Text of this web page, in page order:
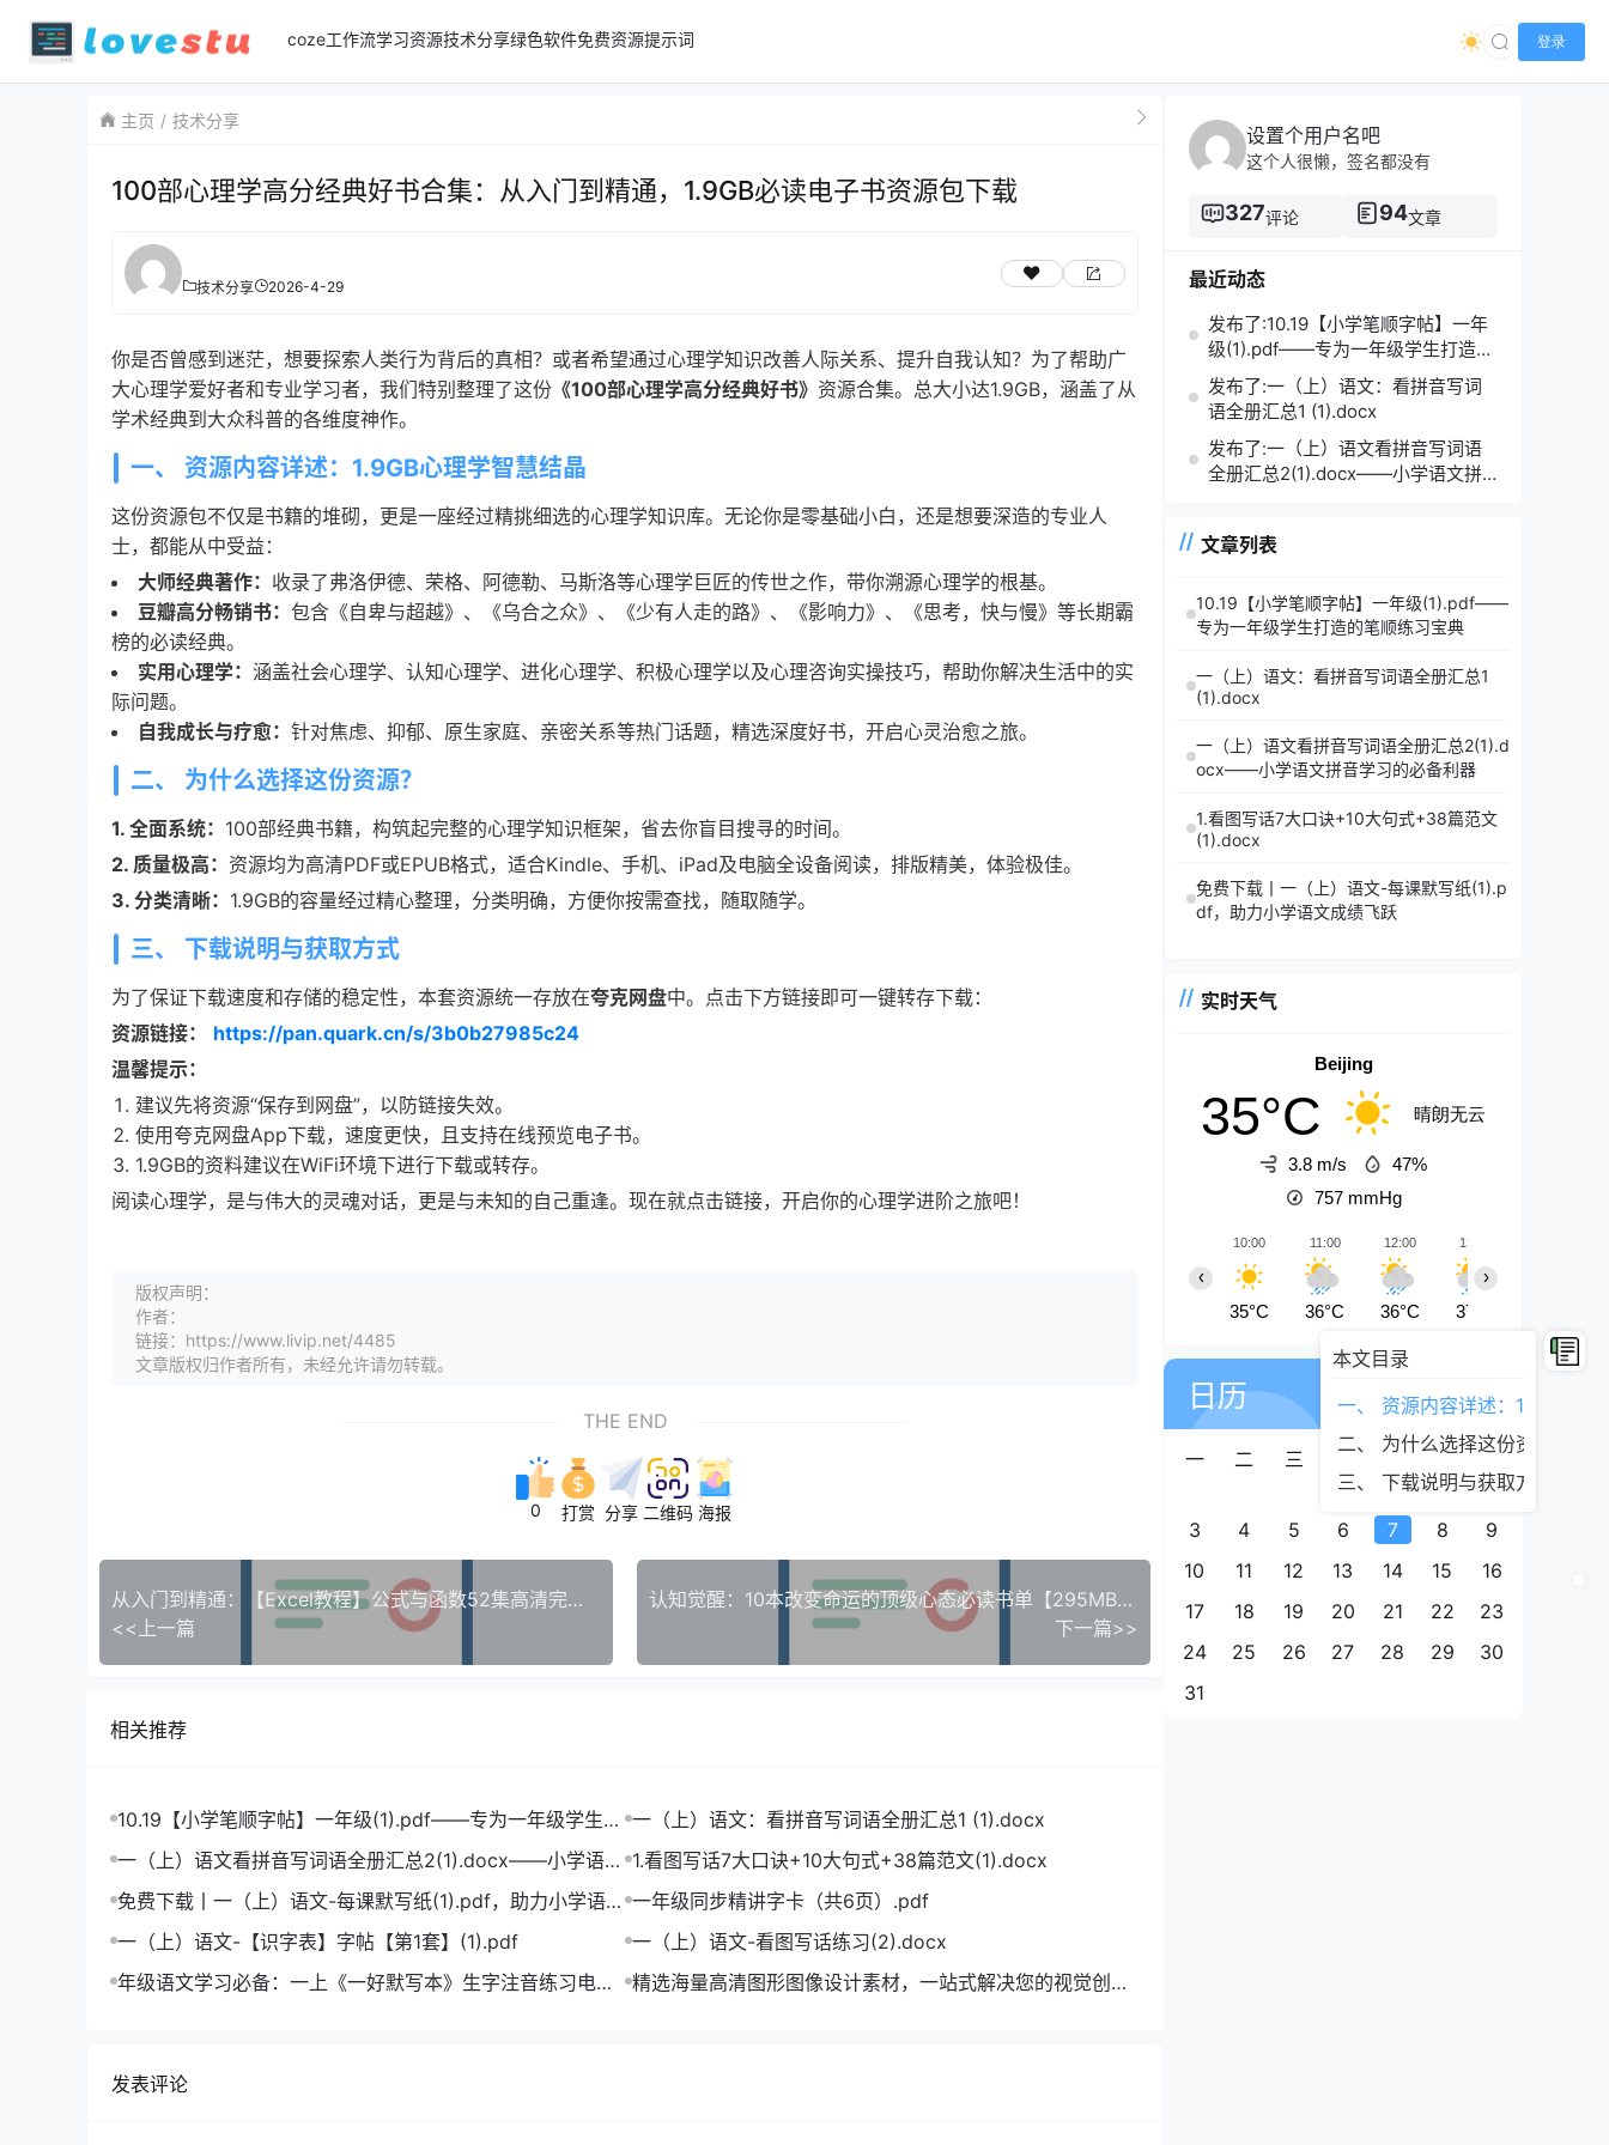
本文目录
一、 资源内容详述：1.9GB心
二、 为什么选择这份资源？
三、 下载说明与获取方式
coze工作流学习资源技术分享绿色软件免费资源提示词 登录
主页 技术分享
100部心理学高分经典好书合集：从入门到精通，1.9GB必读电子书资源包下载
技术分享 2026-4-29
你是否曾感到迷茫，想要探索人类行为背后的真相？或者希望通过心理学知识改善人际关系、提升自我认知？为了帮助广
大心理学爱好者和专业学习者，我们特别整理了这份 《100部心理学高分经典好书》 资源合集。总大小达1.9GB，涵盖了从
学术经典到大众科普的各维度神作。
一、 资源内容详述：1.9GB心理学智慧结晶
这份资源包不仅是书籍的堆砌，更是一座经过精挑细选的心理学知识库。无论你是零基础小白，还是想要深造的专业人
士，都能从中受益：
大师经典著作： 收录了弗洛伊德、荣格、阿德勒、马斯洛等心理学巨匠的传世之作，带你溯源心理学的根基。
豆瓣高分畅销书： 包含《自卑与超越》、《乌合之众》、《少有人走的路》、《影响力》、《思考，快与慢》等长期霸
榜的必读经典。
实用心理学： 涵盖社会心理学、认知心理学、进化心理学、积极心理学以及心理咨询实操技巧，帮助你解决生活中的实
际问题。
自我成长与疗愈： 针对焦虑、抑郁、原生家庭、亲密关系等热门话题，精选深度好书，开启心灵治愈之旅。
二、 为什么选择这份资源？
1. 全面系统： 100部经典书籍，构筑起完整的心理学知识框架，省去你盲目搜寻的时间。
2. 质量极高： 资源均为高清PDF或EPUB格式，适合Kindle、手机、iPad及电脑全设备阅读，排版精美，体验极佳。
3. 分类清晰： 1.9GB的容量经过精心整理，分类明确，方便你按需查找，随取随学。
三、 下载说明与获取方式
为了保证下载速度和存储的稳定性，本套资源统一存放在夸克网盘中。点击下方链接即可一键转存下载：
资源链接：
https://pan.quark.cn/s/3b0b27985c24
温馨提示：
建议先将资源“保存到网盘”，以防链接失效。
使用夸克网盘App下载，速度更快，且支持在线预览电子书。
1.9GB的资料建议在WiFi环境下进行下载或转存。
阅读心理学，是与伟大的灵魂对话，更是与未知的自己重逢。现在就点击链接，开启你的心理学进阶之旅吧！
版权声明：
作者：
链接：https://www.livip.net/4485
文章版权归作者所有，未经允许请勿转载。
THE END
0 打赏 分享 二维码 海报
从入门到精通：【Excel教程】公式与函数52集高清完整版，助你告别加班！
<<上一篇
认知觉醒：10本改变命运的顶级心态必读书单【295MB高清电子书下载】
下一篇>>
相关推荐
10.19【小学笔顺字帖】一年级(1).pdf——专为一年级学生打
造的笔顺练习宝典
一（上）语文：看拼音写词语全册汇总1 (1).docx
一（上）语文看拼音写词语全册汇总2(1).docx——小学语文
拼音学习的必备利器
1.看图写话7大口诀+10大句式+38篇范文(1).docx
免费下载丨一（上）语文-每课默写纸(1).pdf，助力小学语文
成绩飞跃
一年级同步精讲字卡（共6页）.pdf
一（上）语文-【识字表】字帖【第1套】(1).pdf
一（上）语文-看图写话练习(2).docx
年级语文学习必备：一上《一好默写本》生字注音练习电子
精选海量高清图形图像设计素材，一站式解决您的视觉创作
发表评论
设置个用户名吧
这个人很懒，签名都没有
327评论 94文章
最近动态
发布了:10.19【小学笔顺字帖】一年
级(1).pdf——专为一年级学生打造的
笔顺练习宝典
发布了:一（上）语文：看拼音写词
语全册汇总1 (1).docx
发布了:一（上）语文看拼音写词语
全册汇总2(1).docx——小学语文拼
文章列表
10.19【小学笔顺字帖】一年级(1).pdf——
专为一年级学生打造的笔顺练习宝典
一（上）语文：看拼音写词语全册汇总1
(1).docx
一（上）语文看拼音写词语全册汇总2(1).d
ocx——小学语文拼音学习的必备利器
1.看图写话7大口诀+10大句式+38篇范文
(1).docx
免费下载丨一（上）语文-每课默写纸(1).p
df，助力小学语文成绩飞跃
实时天气
Beijing
35°C 晴朗无云
3.8 m/s
47%
757 mmHg
10:00
35°C
11:00
36°C
12:00
36°C
13:00
37°C
‹ ›
日历
星期五07
一 二 三 四 五 六
日
1
2
3
4 5 6 7 8
9
10
11 12 13 14 15
16
17
18 19 20 21 22
23
24
25 26 27 28 29
30
31